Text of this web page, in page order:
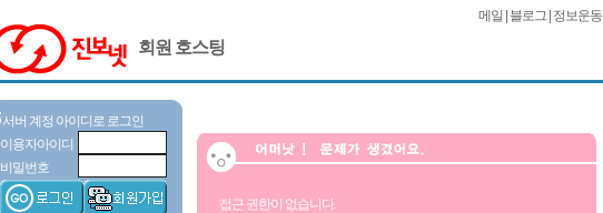
메일 블로그 정보운동
회원 호스팅
서버 계정 아이디로 로그인
이용자아이디
비밀번호
접근 권한이 없습니다.